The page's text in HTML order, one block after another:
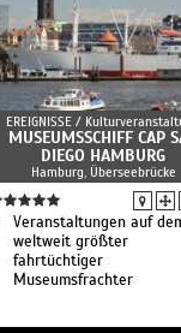
EREIGNISSE /
MUSEUMSSCHIFF CAP
DIEGO HAMBURG
Hamburg, Überseebrücke
Veranstaltungen auf
weltweit größter
fahrtüchtiger
Museumsfrachter